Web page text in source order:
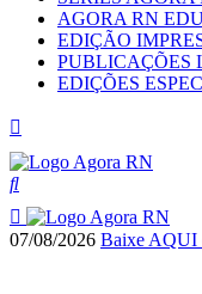
AGORA RN
EDIÇÃO
PUBLICAÇÕES
EDIÇÕES
07/08/2026 Baixe AQUI